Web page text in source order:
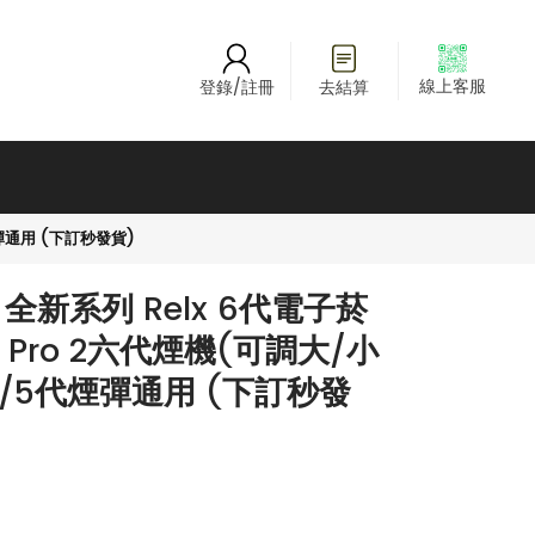
登錄/註冊 去結算 線上客服
用 (下訂秒發貨)
新系列 Relx 6代電子菸
2六代煙機(可調大/小
代煙彈通用 (下訂秒發